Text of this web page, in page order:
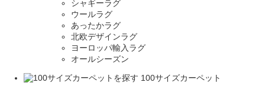
シャギーラグ
ウールラグ
あったかラグ
北欧デザインラグ
ヨーロッパ輸入ラグ
オールシーズン
100サイズカーペット